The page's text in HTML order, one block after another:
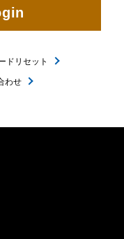
ドリセット
わせ